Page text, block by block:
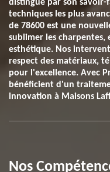
distingue par son
techniques les plus
de 78600 est une
sublimer les
esthétique. Nos
respect des matériaux,
pour l'excellence. Avec
bénéficient d'un
innovation à Maisons
Nos